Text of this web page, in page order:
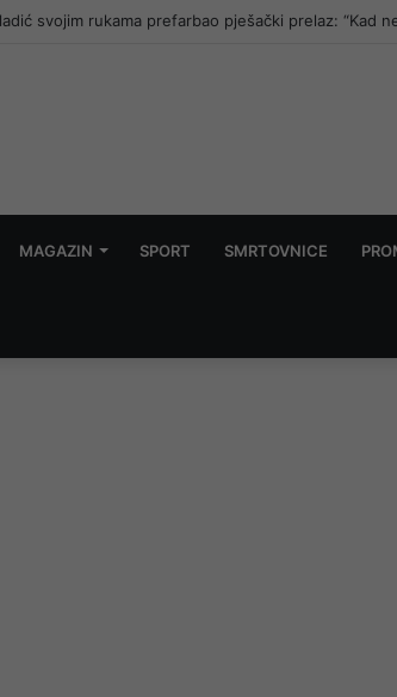
svojim rukama prefarbao pješački prelaz: “Kad
MAGAZIN SPORT SMRTOVNICE